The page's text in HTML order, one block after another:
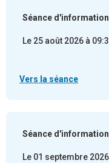
Séance d'information
Le 25 août 2026 à
Vers la séance
Séance d'information
Le 01 septembre